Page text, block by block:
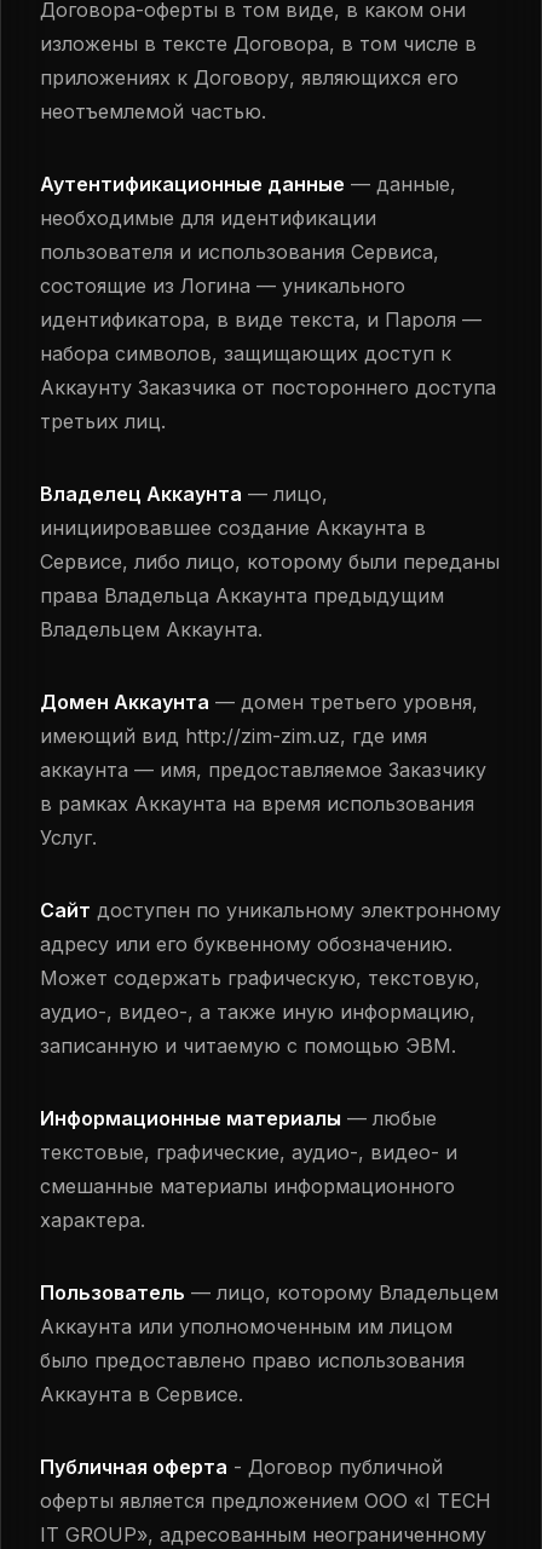
Договора-оферты в том виде, в каком они
изложены в тексте Договора, в том числе в
приложениях к Договору, являющихся его
неотъемлемой частью.
Аутентификационные данные — данные,
необходимые для идентификации
пользователя и использования Сервиса,
состоящие из Логина — уникального
идентификатора, в виде текста, и Пароля —
набора символов, защищающих доступ к
Аккаунту Заказчика от постороннего доступа
третьих лиц.
Владелец Аккаунта — лицо,
инициировавшее создание Аккаунта в
Сервисе, либо лицо, которому были переданы
права Владельца Аккаунта предыдущим
Владельцем Аккаунта.
Домен Аккаунта — домен третьего уровня,
имеющий вид http://zim-zim.uz, где имя
аккаунта — имя, предоставляемое Заказчику
в рамках Аккаунта на время использования
Услуг.
Сайт доступен по уникальному электронному
адресу или его буквенному обозначению.
Может содержать графическую, текстовую,
аудио-, видео-, а также иную информацию,
записанную и читаемую с помощью ЭВМ.
Информационные материалы — любые
текстовые, графические, аудио-, видео- и
смешанные материалы информационного
характера.
Пользователь — лицо, которому Владельцем
Аккаунта или уполномоченным им лицом
было предоставлено право использования
Аккаунта в Сервисе.
Публичная оферта - Договор публичной
оферты является предложением ООО «I TECH
IT GROUP», адресованным неограниченному